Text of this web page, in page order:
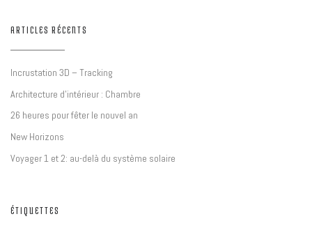
ARTICLES RÉCENTS
Incrustation 3D – Tracking
Architecture d’intérieur : Chambre
26 heures pour fêter le nouvel an
New Horizons
Voyager 1 et 2: au-delà du système solaire
ÉTIQUETTES